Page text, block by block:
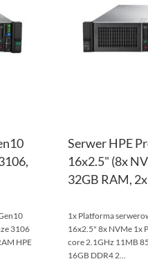
3106
HPE
Serwer HPE
16x2.5" (8x
32GB RAM,
1x Platforma
16x2.5" 8x NVMe 1x
core 2.1GHz 11MB
16GB DDR4 2...